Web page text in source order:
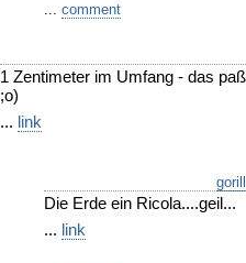
... comment
1 Zentimeter im Umfang - das
;o)
... link
Die Erde ein Ricola....geil...
... link